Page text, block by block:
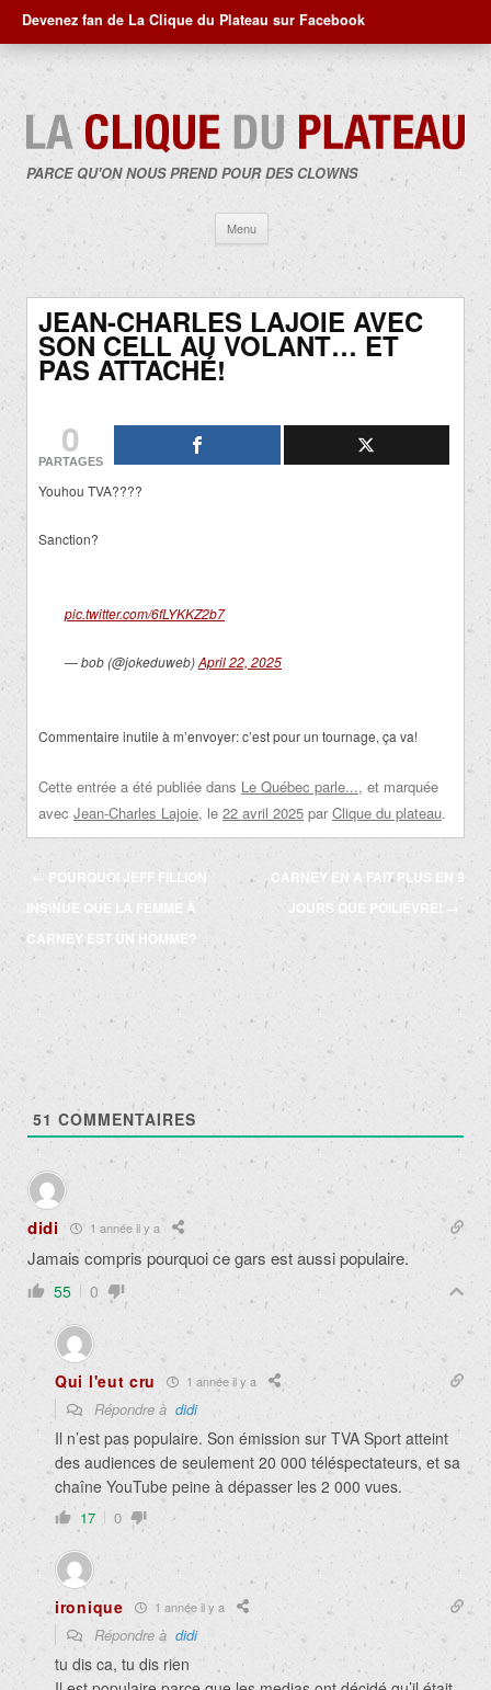
Devenez fan de La Clique du Plateau sur Facebook
PARCE QU'ON NOUS PREND POUR DES CLOWNS
Menu
contenu
JEAN-CHARLES LAJOIE AVEC
SON CELL AU VOLANT… ET
PAS ATTACHÉ!
0
PARTAGES
Youhou TVA????
Sanction?
pic.twitter.com/6fLYKKZ2b7
— bob (@jokeduweb)April 22, 2025
Commentaire inutile à m’envoyer: c’est pour un tournage, ça va!
Cette entrée a été publiée dans Le Québec parle..., et marquée
avec Jean-Charles Lajoie, le 22 avril 2025 par Clique du plateau.
Navigation
des
articles
← POURQUOI JEFF FILLION
INSINUE QUE LA FEMME À
CARNEY EST UN HOMME?
CARNEY EN A FAIT PLUS EN 9
JOURS QUE POILIÈVRE!
51 COMMENTAIRES
didi 1 année il y a
Jamais compris pourquoi ce gars est aussi populaire.
55 0
Qui l'eut cru 1 année il y a
Répondre à didi
Il n’est pas populaire. Son émission sur TVA Sport atteint
des audiences de seulement 20 000 téléspectateurs, et sa
chaîne YouTube peine à dépasser les 2 000 vues.
17 0
ironique 1 année il y a
Répondre à didi
tu dis ca, tu dis rien